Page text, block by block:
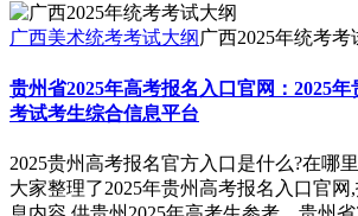
广西美术统考考试大纲广西2025年统考考
贵州省2025年高考报名入口官网：2025
考试考生综合信息平台
2025贵州高考报名官方入口是什么?在哪
大家整理了2025年贵州高考报名入口官